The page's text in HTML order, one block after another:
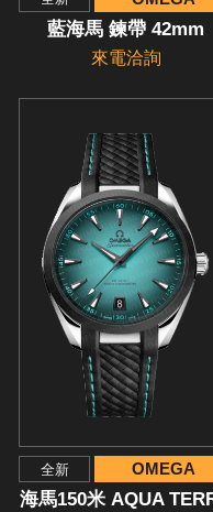
藍海馬 鍊帶 42mm
來電洽詢
全新 OMEGA
海馬150米 AQUA